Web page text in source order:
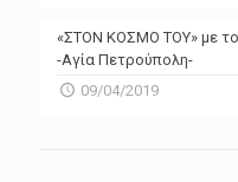
«ΣΤΟΝ ΚΟΣΜΟ ΤΟΥ» με
-Αγία Πετρούπολη-
09/04/2019